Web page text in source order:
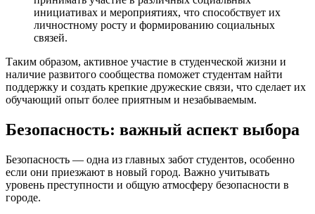
инициативах и мероприятиях, что способствует их
личностному росту и формированию социальных
связей.
Таким образом, активное участие в студенческой жизни и
наличие развитого сообщества поможет студентам найти
поддержку и создать крепкие дружеские связи, что сделает их
обучающий опыт более приятным и незабываемым.
Безопасность: важный аспект выбора
Безопасность — одна из главных забот студентов, особенно
если они приезжают в новый город. Важно учитывать
уровень преступности и общую атмосферу безопасности в
городе.